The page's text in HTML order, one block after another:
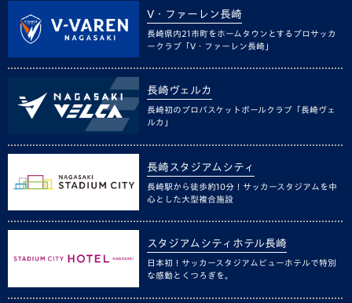
V・ファーレン長崎
長崎県内21市町をホームタウンとするプロサッカ
ークラブ「V・ファーレン長崎」
長崎ヴェルカ
長崎初のプロバスケットボールクラブ「長崎ヴェ
ルカ」
長崎スタジアムシティ
長崎駅から徒歩約10分！サッカースタジアムを中
心とした大型複合施設
スタジアムシティホテル長崎
日本初！サッカースタジアムビューホテルで特別
な感動とくつろぎを。